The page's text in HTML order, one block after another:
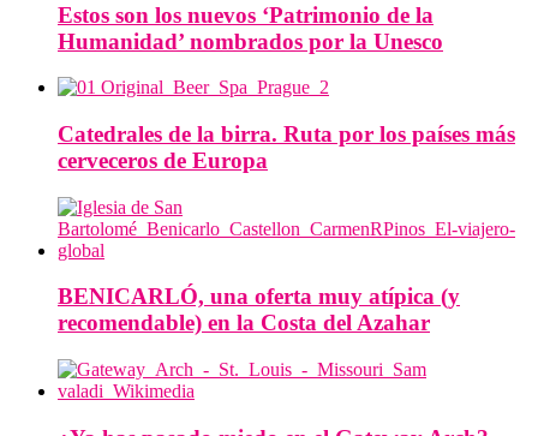
Estos son los nuevos ‘Patrimonio de la
Humanidad’ nombrados por la Unesco
Catedrales de la birra. Ruta por los países más
cerveceros de Europa
BENICARLÓ, una oferta muy atípica (y
recomendable) en la Costa del Azahar